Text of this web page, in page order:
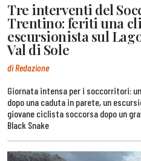
Tre interventi del
Trentino: feriti una
escursionista sul
Val di Sole
di Redazione
Giornata intensa per i soccorritori:
dopo una caduta in parete, un
giovane ciclista soccorsa dopo un
Black Snake